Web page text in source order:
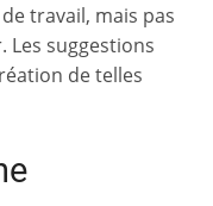
travail, mais pas
Les suggestions
de telles